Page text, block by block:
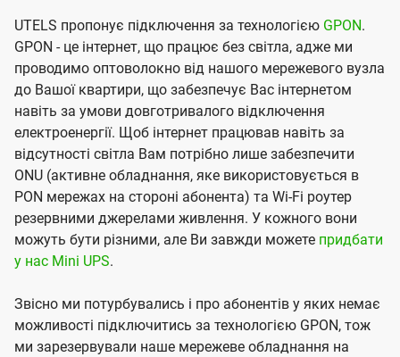
UTELS пропонує підключення за технологією GPON.
GPON - це інтернет, що працює без світла, адже ми
проводимо оптоволокно від нашого мережевого вузла
до Вашої квартири, що забезпечує Вас інтернетом
навіть за умови довготривалого відключення
електроенергії. Щоб інтернет працював навіть за
відсутності світла Вам потрібно лише забезпечити
ONU (активне обладнання, яке використовується в
PON мережах на стороні абонента) та Wi-Fi роутер
резервними джерелами живлення. У кожного вони
можуть бути різними, але Ви завжди можете придбати
у нас Mini UPS.
Звісно ми потурбувались і про абонентів у яких немає
можливості підключитись за технологією GPON, тож
ми зарезервували наше мережеве обладнання на